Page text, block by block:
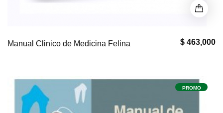
$ 463,000
Manual Clinico de Medicina Felina
PROMO